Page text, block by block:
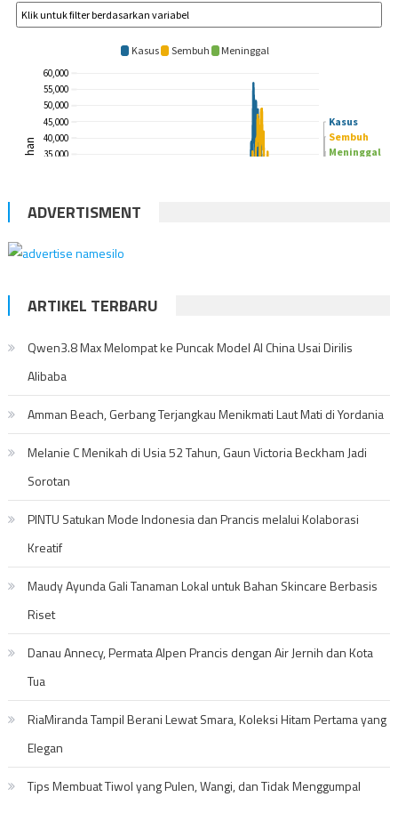
ADVERTISMENT
ARTIKEL TERBARU
Qwen3.8 Max Melompat ke Puncak Model AI China Usai Dirilis
Alibaba
Amman Beach, Gerbang Terjangkau Menikmati Laut Mati di Yordania
Melanie C Menikah di Usia 52 Tahun, Gaun Victoria Beckham Jadi
Sorotan
PINTU Satukan Mode Indonesia dan Prancis melalui Kolaborasi
Kreatif
Maudy Ayunda Gali Tanaman Lokal untuk Bahan Skincare Berbasis
Riset
Danau Annecy, Permata Alpen Prancis dengan Air Jernih dan Kota
Tua
RiaMiranda Tampil Berani Lewat Smara, Koleksi Hitam Pertama yang
Elegan
Tips Membuat Tiwol yang Pulen, Wangi, dan Tidak Menggumpal